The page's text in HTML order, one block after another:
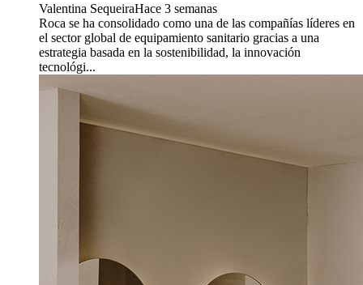
Valentina SequeiraHace 3 semanas
Roca se ha consolidado como una de las compañías líderes en
el sector global de equipamiento sanitario gracias a una
estrategia basada en la sostenibilidad, la innovación
tecnológi...